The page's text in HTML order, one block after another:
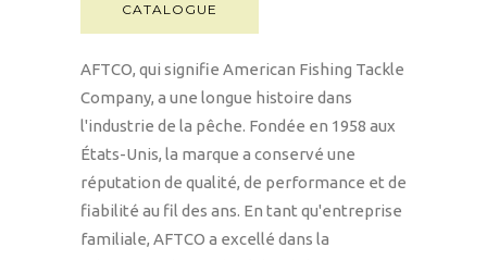
CATALOGUE
AFTCO, qui signifie American Fishing Tackle
Company, a une longue histoire dans
l'industrie de la pêche. Fondée en 1958 aux
États-Unis, la marque a conservé une
réputation de qualité, de performance et de
fiabilité au fil des ans. En tant qu'entreprise
familiale, AFTCO a excellé dans la